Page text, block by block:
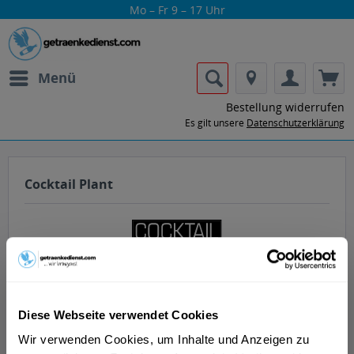
Diese Webseite verwendet Cookies
Wir verwenden Cookies, um Inhalte und Anzeigen zu
Mo – Fr 9 – 17 Uhr
Menü
Bestellung widerrufen
Es gilt unsere Datenschutzerklärung
Cocktail Plant
Getränke von Cocktail Plant nach Hause